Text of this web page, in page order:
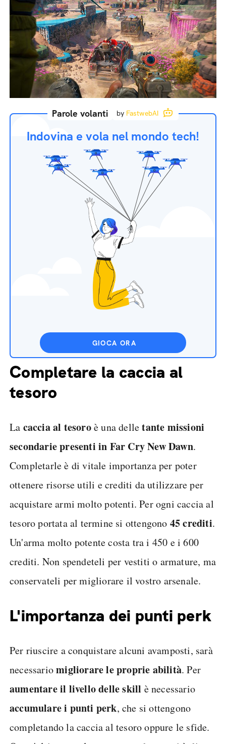
Parole volanti by FastwebAI
Indovina e vola nel mondo tech!
GIOCA ORA
Completare la caccia al
tesoro
La caccia al tesoroè una delletante missioni
secondarie presenti in Far Cry New Dawn.
Completarle è di vitale importanza per poter
ottenere risorse utili e crediti da utilizzare per
acquistare armi molto potenti. Per ogni caccia al
tesoro portata al termine si ottengono 45 crediti.
Un'arma molto potente costa tra i 450 e i 600
crediti. Non spendeteli per vestiti o armature, ma
conservateli per migliorare il vostro arsenale.
L'importanza dei punti perk
Per riuscire a conquistare alcuni avamposti, sarà
necessariomigliorare le proprie abilità. Per
aumentare il livello delle skill è necessario
accumulare i punti perk, che si ottengono
completando la caccia al tesoro oppure le sfide.